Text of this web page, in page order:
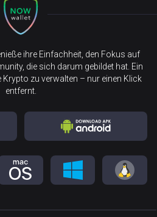
ihre Einfachheit, den Fokus auf
die sich darum gebildet hat. Ein
Krypto zu verwalten – nur einen Klick
entfernt.